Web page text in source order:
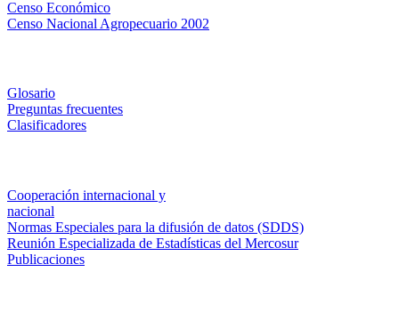
Censo Económico
Censo Nacional Agropecuario 2002
Glosario
Preguntas frecuentes
Clasificadores
Cooperación internacional y
nacional
Normas Especiales para la difusión de datos (SDDS)
Reunión Especializada de Estadísticas del Mercosur
Publicaciones